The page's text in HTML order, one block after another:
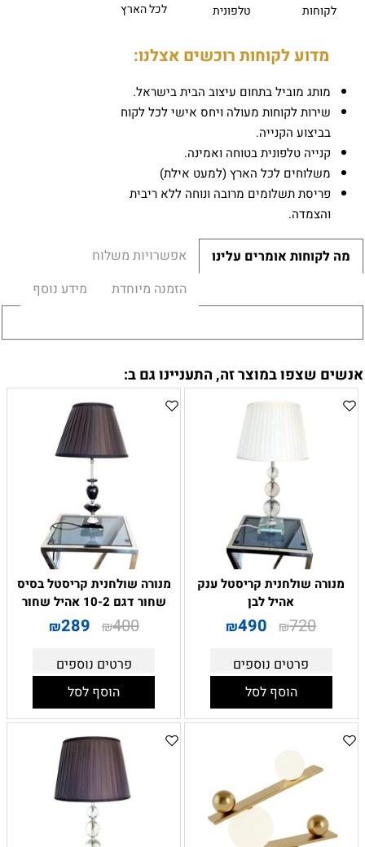
לקוחות
טלפונית
לכל הארץ
מדוע לקוחות רוכשים אצלנו:
מותג מוביל בתחום עיצוב הבית בישראל.
שירות לקוחות מעולה ויחס אישי לכל לקוח
בביצוע הקנייה.
קנייה טלפונית בטוחה ואמינה.
משלוחים לכל הארץ (למעט אילת)
פריסת תשלומים מרובה ונוחה ללא ריבית
והצמדה.
מה לקוחות אומרים עלינו
אפשרויות משלוח
הזמנה מיוחדת
מידע נוסף
אנשים שצפו במוצר זה, התעניינו גם ב:
מנורה שולחנית קריסטל ענק
אהיל לבן
₪720
₪490
פרטים נוספים
הוסף לסל
מנורה שולחנית קריסטל בסיס
שחור דגם 10-2 אהיל שחור
₪400
₪289
פרטים נוספים
הוסף לסל